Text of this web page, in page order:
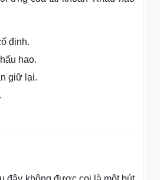
định.
hao.
giữ lại.